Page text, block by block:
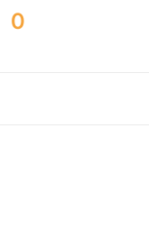
0